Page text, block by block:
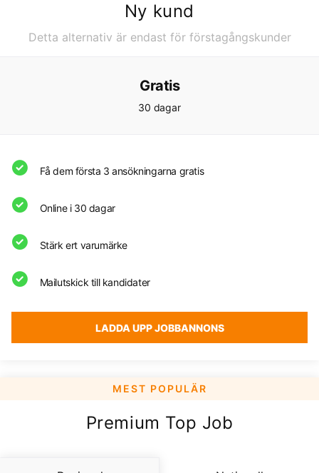
Ny kund
Detta alternativ är endast för förstagångskunder
Gratis
30 dagar
Få dem första 3 ansökningarna gratis
Online i 30 dagar
Stärk ert varumärke
Mailutskick till kandidater
LADDA UPP JOBBANNONS
Premium Top Job